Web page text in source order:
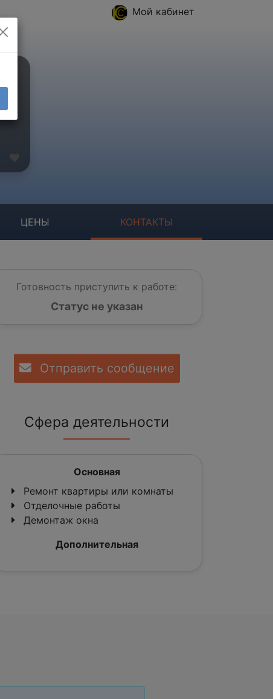
Мой кабинет
ЦЕНЫ КОНТАКТЫ
Готовность приступить к работе:
Статус не указан
Отправить сообщение
Сфера деятельности
Основная
Ремонт квартиры или комнаты
Отделочные работы
Демонтаж окна
Дополнительная